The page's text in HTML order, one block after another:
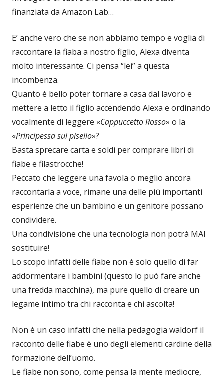
finanziata da Amazon Lab…
E’ anche vero che se non abbiamo tempo e voglia di
raccontare la fiaba a nostro figlio, Alexa diventa
molto interessante. Ci pensa “lei” a questa
incombenza.
Quanto è bello poter tornare a casa dal lavoro e
mettere a letto il figlio accendendo Alexa e ordinando
vocalmente di leggere «Cappuccetto Rosso» o la
«Principessa sul pisello»?
Basta sprecare carta e soldi per comprare libri di
fiabe e filastrocche!
Peccato che leggere una favola o meglio ancora
raccontarla a voce, rimane una delle più importanti
esperienze che un bambino e un genitore possano
condividere.
Una condivisione che una tecnologia non potrà MAI
sostituire!
Lo scopo infatti delle fiabe non è solo quello di far
addormentare i bambini (questo lo può fare anche
una fredda macchina), ma pure quello di creare un
legame intimo tra chi racconta e chi ascolta!
Non è un caso infatti che nella pedagogia waldorf il
racconto delle fiabe è uno degli elementi cardine della
formazione dell’uomo.
Le fiabe non sono, come pensa la mente mediocre,